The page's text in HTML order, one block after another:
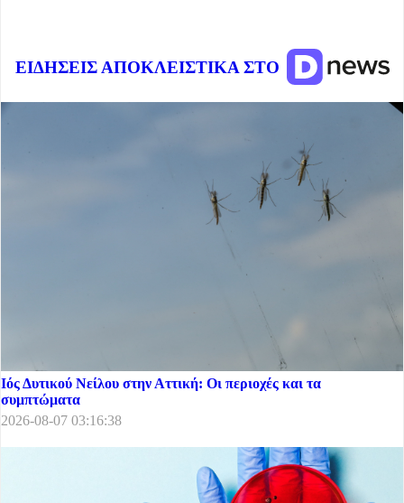
ΕΙΔΗΣΕΙΣ ΑΠΟΚΛΕΙΣΤΙΚΑ ΣΤΟ
Ιός Δυτικού Νείλου στην Αττική: Οι περιοχές και τα
συμπτώματα
2026-08-07 03:16:38